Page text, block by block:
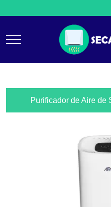
Mobile Menu Toggle
Purificador de Aire de